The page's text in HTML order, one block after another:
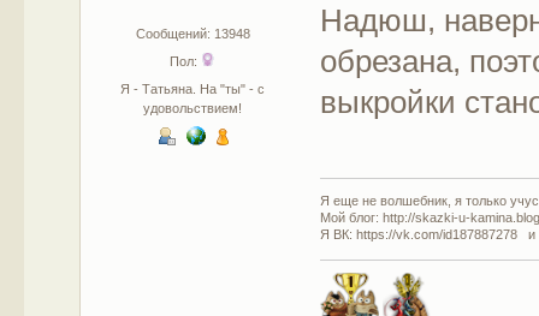
Сообщений: 13948
Пол:
Я - Татьяна. На "ты" - с
удовольствием!
Надюш,
обрезана,
выкройки
Я еще не волшебник, я только
Мой блог: http://skazki-u-
Я ВК: https://vk.com/id187887278 и